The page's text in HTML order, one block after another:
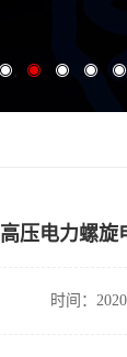
高压电力螺旋
时间：